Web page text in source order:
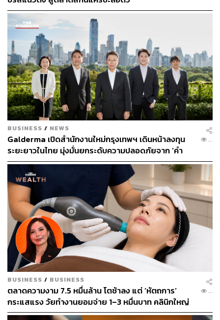
อะไรที่ทำให้หมอต่อตัดสินใจเรียนหมอ
จริงๆ โดนแม่บังคับตั้งแต่แรก เพราะว่าคุณแม่เป็นพยาบาล
คุณแม่อยากให้เรียนหมอ ส่วนคุณพ่ออยากให้เรียน
บริหารธุรกิจ เพราะว่าที่บ้านทำเกี่ยวกับไฟแนนซ์ ตอนนั้น
สอบติดอักษรศาสตร์ จุฬาฯ ด้วย จริงๆ นี่อยากทำเกี่ยวกับ
Aviation แบบสจวร์ด กัปตัน อะไรอย่างนี้ คุณแม่ก็ขอร้องว่า
อย่างน้อยเรียนจบหมอมาแล้วอยากเปลี่ยนใจไปสายอื่นค่อย
ตัดสินใจก็ได้ เราก็โอเค ตามคุณแม่ เพราะเราก็เป็นลูกคน
เดียว
BUSINESS / NEWS
Galderma เปิดสำนักงานใหม่กรุงเทพฯ เดินหน้าลงทุน
ระยะยาวในไทย มุ่งมั่นยกระดับความปลอดภัยจาก ‘คำ
สัญญา’ ให้กลายเป็น ‘มาตรฐานที่ผู้บริโภคตรวจสอบได้’
[ADVERTORIAL]
...
BUSINESS / BUSINESS
ตลาดความงาม 7.5 หมื่นล้าน โตช้าลง แต่ ‘หัตถการ’
กระแสแรง วัยทำงานยอมจ่าย 1–3 หมื่นบาท คลินิกใหญ่
ผงาดรับดีมานด์
...